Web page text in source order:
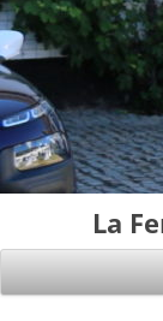
La